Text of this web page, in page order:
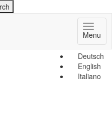
Deutsch
English
Italiano
Menu